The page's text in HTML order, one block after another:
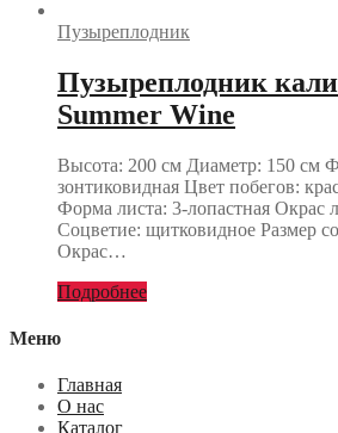
Пузыреплодник
Пузыреплодник
Summer Wine
Высота: 200 см Диаметр: 150 см
зонтиковидная Цвет побегов:
Форма листа: 3-лопастная Окрас
Соцветие: щитковидное Размер
Окрас…
Подробнее
Меню
Главная
О нас
Каталог